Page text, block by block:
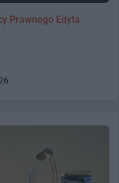
Prawnego Edyta